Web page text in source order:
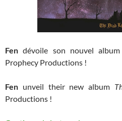
Fen dévoile son nouvel album
Prophecy Productions !
Fen unveil their new album
Productions !